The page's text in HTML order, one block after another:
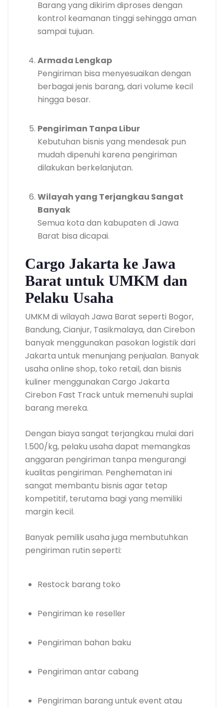
Barang yang dikirim diproses dengan
kontrol keamanan tinggi sehingga aman
sampai tujuan.
Armada Lengkap
Pengiriman bisa menyesuaikan dengan
berbagai jenis barang, dari volume kecil
hingga besar.
Pengiriman Tanpa Libur
Kebutuhan bisnis yang mendesak pun
mudah dipenuhi karena pengiriman
dilakukan berkelanjutan.
Wilayah yang Terjangkau Sangat
Banyak
Semua kota dan kabupaten di Jawa
Barat bisa dicapai.
Cargo Jakarta ke Jawa
Barat untuk UMKM dan
Pelaku Usaha
UMKM di wilayah Jawa Barat seperti Bogor,
Bandung, Cianjur, Tasikmalaya, dan Cirebon
banyak menggunakan pasokan logistik dari
Jakarta untuk menunjang penjualan. Banyak
usaha online shop, toko retail, dan bisnis
kuliner menggunakan Cargo Jakarta
Cirebon Fast Track untuk memenuhi suplai
barang mereka.
Dengan biaya sangat terjangkau mulai dari
1.500/kg, pelaku usaha dapat memangkas
anggaran pengiriman tanpa mengurangi
kualitas pengiriman. Penghematan ini
sangat membantu bisnis agar tetap
kompetitif, terutama bagi yang memiliki
margin kecil.
Banyak pemilik usaha juga membutuhkan
pengiriman rutin seperti:
Restock barang toko
Pengiriman ke reseller
Pengiriman bahan baku
Pengiriman antar cabang
Pengiriman barang untuk event atau